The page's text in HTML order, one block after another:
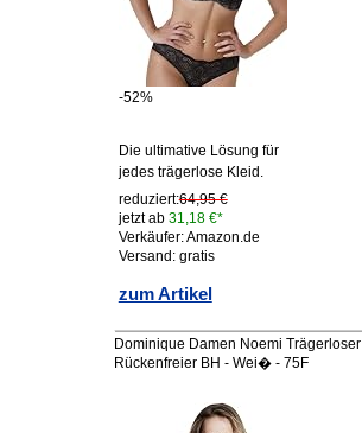
-52%
Die ultimative Lösung für
jedes trägerlose Kleid.
reduziert:64,95 €
jetzt ab 31,18 €*
Verkäufer: Amazon.de
Versand: gratis
zum Artikel
Dominique Damen Noemi Trägerloser
Rückenfreier BH - Wei� - 75F